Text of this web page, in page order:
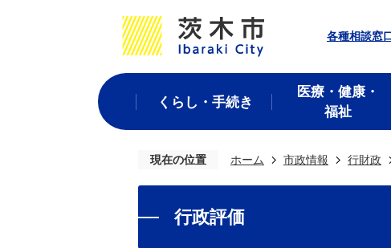
各種相談窓
くらし・手続き
医療・健康・
福祉
現在の位置 ホーム 市政情報 行財政
行政評価